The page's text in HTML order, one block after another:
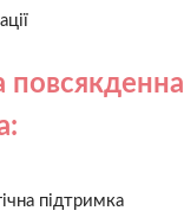
повсякденна
підтримка